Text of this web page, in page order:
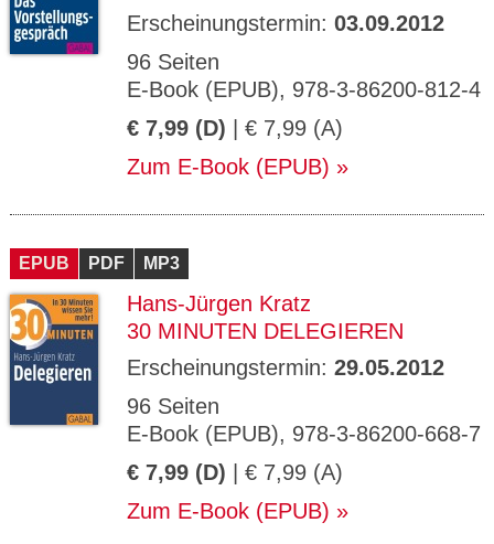
Erscheinungstermin: 03.09.2012
96 Seiten
E-Book (EPUB), 978-3-86200-812-4
€ 7,99 (D) | € 7,99 (A)
Zum E-Book (EPUB)
EPUB PDF MP3
Hans-Jürgen Kratz
30 MINUTEN DELEGIEREN
Erscheinungstermin: 29.05.2012
96 Seiten
E-Book (EPUB), 978-3-86200-668-7
€ 7,99 (D) | € 7,99 (A)
Zum E-Book (EPUB)